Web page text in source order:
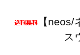
【
ス